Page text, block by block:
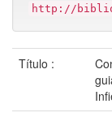
http://
Título :